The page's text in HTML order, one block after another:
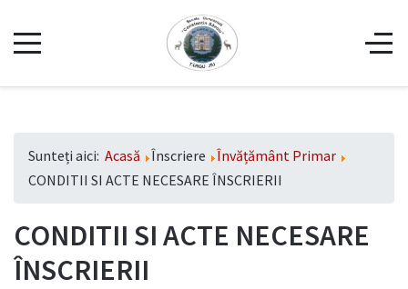
Sunteți aici: Acasă Înscriere
Învățământ Primar
CONDITII SI ACTE NECESARE ÎNSCRIERII
CONDITII SI ACTE NECESARE
ÎNSCRIERII